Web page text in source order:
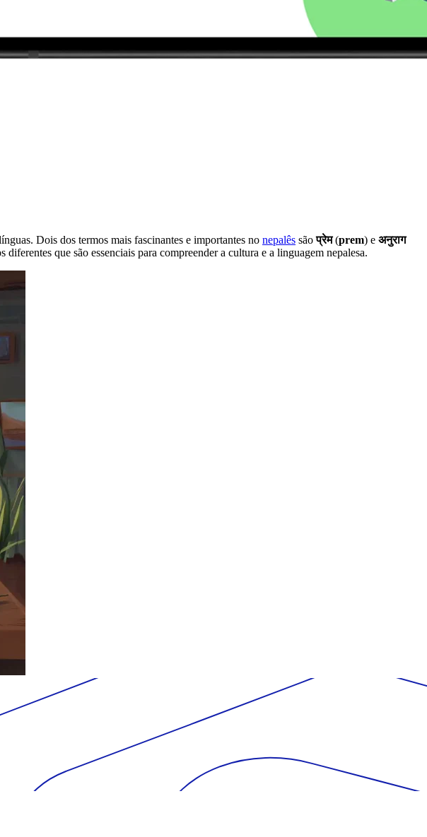
Dois dos termos mais fascinantes e importantes no nepalês sãoप्रेम(prem) e अनुराग
diferentes que são essenciais para compreender a cultura e a linguagem nepalesa.